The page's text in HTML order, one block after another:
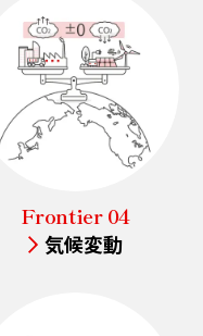
Frontier 04
気候変動